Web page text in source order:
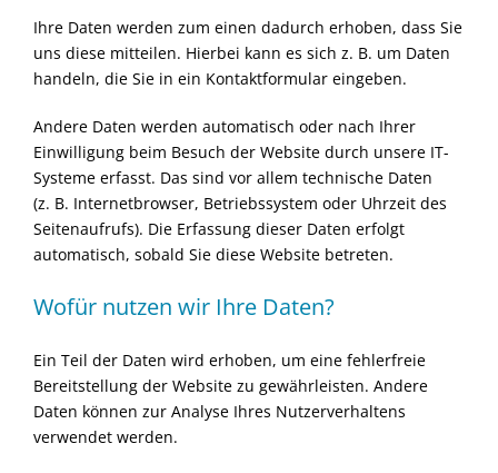
Ihre Daten werden zum einen dadurch erhoben, dass Sie
uns diese mitteilen. Hierbei kann es sich z. B. um Daten
handeln, die Sie in ein Kontaktformular eingeben.
Andere Daten werden automatisch oder nach Ihrer
Einwilligung beim Besuch der Website durch unsere IT-
Systeme erfasst. Das sind vor allem technische Daten
(z. B. Internetbrowser, Betriebssystem oder Uhrzeit des
Seitenaufrufs). Die Erfassung dieser Daten erfolgt
automatisch, sobald Sie diese Website betreten.
Wofür nutzen wir Ihre Daten?
Ein Teil der Daten wird erhoben, um eine fehlerfreie
Bereitstellung der Website zu gewährleisten. Andere
Daten können zur Analyse Ihres Nutzerverhaltens
verwendet werden.